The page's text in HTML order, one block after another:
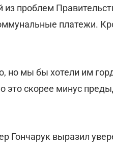
проблем
платежи.
но мы бы хотели им
это скорее минус
выразил